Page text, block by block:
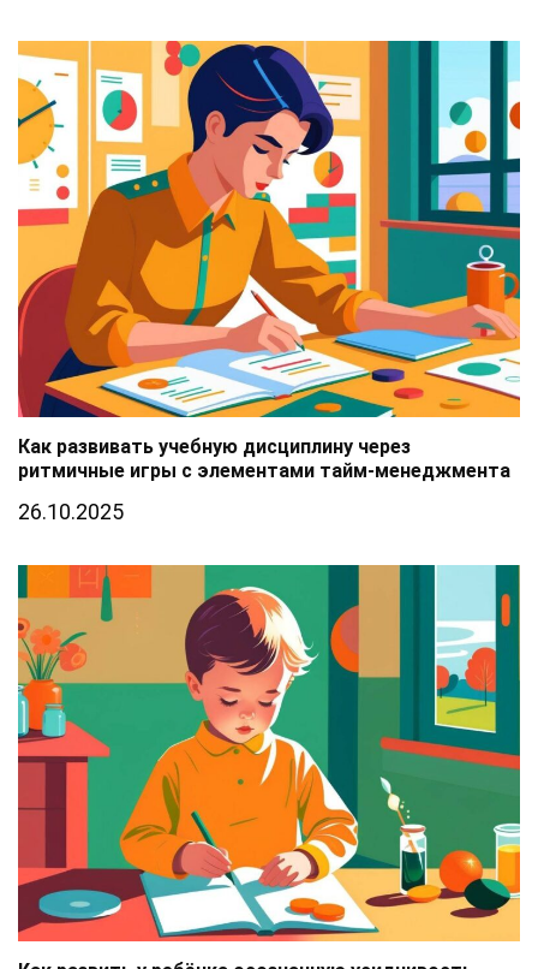
Как развивать учебную дисциплину через
ритмичные игры с элементами тайм-менеджмента
26.10.2025